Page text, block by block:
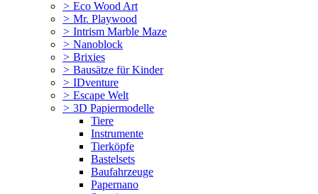
> Eco Wood Art
> Mr. Playwood
> Intrism Marble Maze
> Nanoblock
> Brixies
> Bausätze für Kinder
> IDventure
> Escape Welt
> 3D Papiermodelle
Tiere
Instrumente
Tierköpfe
Bastelsets
Baufahrzeuge
Papernano